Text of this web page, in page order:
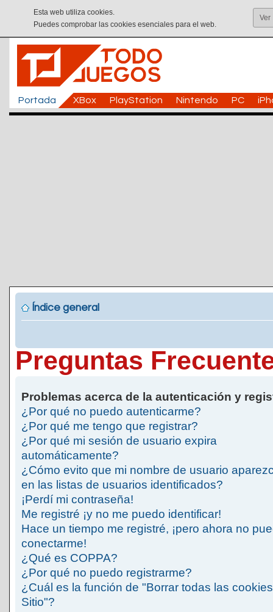
Esta web utiliza cookies.
Puedes comprobar las cookies esenciales para el web.
Ver
Portada XBox PlayStation Nintendo PC
Índice general
Preguntas
Problemas acerca de la autenticación y
¿Por qué no puedo autenticarme?
¿Por qué me tengo que registrar?
¿Por qué mi sesión de usuario expira
automáticamente?
¿Cómo evito que mi nombre de usuario
en las listas de usuarios identificados?
¡Perdí mi contraseña!
Me registré ¡y no me puedo identificar!
Hace un tiempo me registré, ¡pero ahora no
conectarme!
¿Qué es COPPA?
¿Por qué no puedo registrarme?
¿Cuál es la función de "Borrar todas las
Sitio"?